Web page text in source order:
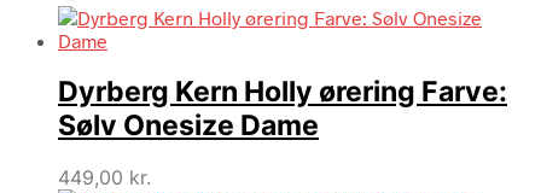
Dyrberg Kern Holly ørering Farve:
Sølv Onesize Dame
449,00 kr.